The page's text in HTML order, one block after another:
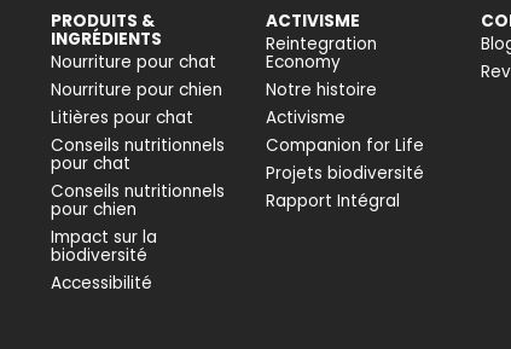
PRODUITS &
INGRÉDIENTS
Nourriture pour chat
Nourriture pour chien
Litières pour chat
Conseils nutritionnels
pour chat
Conseils nutritionnels
pour chien
Impact sur la
biodiversité
Accessibilité
ACTIVISME
Reintegration
Economy
Notre histoire
Activisme
Companion for Life
Projets biodiversité
Rapport Intégral